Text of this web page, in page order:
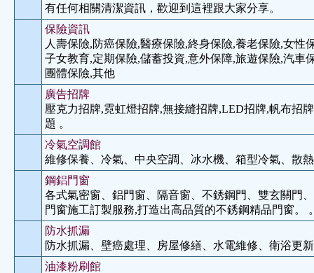
有任何相關清潔資訊，歡迎到這裡跟大家分享。
保險資訊
人壽保險,防癌保險,醫療保險,終身保險,養老保險,女性
子女教育,定期保險,儲蓄投資,意外保障,旅遊保險,汽車
團體保險,其他
廣告招牌
壓克力招牌,霓虹燈招牌,無接縫招牌,LED招牌,帆布招
題 。
冷氣空調館
維修保養、冷氣、中央空調、冰水機、箱型冷氣、散
鋼鋁門窗
各式氣密窗、鋁門窗、隔音窗、不銹鋼門、雙玄關門
門窗施工訂製服務,打造出高品質的不銹鋼精品門窗。
防水抓漏
防水抓漏、壁癌處理、房屋修繕、水電維修、衛浴更
油漆粉刷館